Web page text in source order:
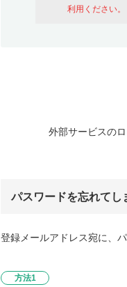
利用ください。
外部サービスの
パスワードを忘れてし
登録メールアドレス宛に、
方法1